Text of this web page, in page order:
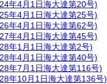
年4月1日海大達第20号)
年4月1日海大達第25号)
年4月1日海大達第62号)
年4月1日海大達第45号)
年1月1日海大達第2号)
年4月1日海大達第40号)
年7月1日海大達第116号)
年10月1日海大達第136号)